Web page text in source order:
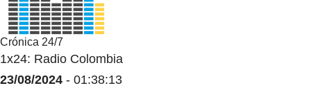
Crónica 24/7
1x24: Radio Colombia
23/08/2024 - 01:38:13